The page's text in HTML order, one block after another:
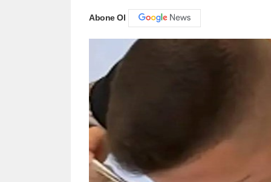
Abone Ol